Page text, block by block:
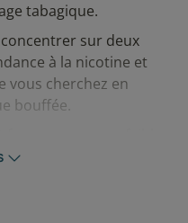
tabagique.
sur deux
à la nicotine et
vous cherchez en
bouffée.